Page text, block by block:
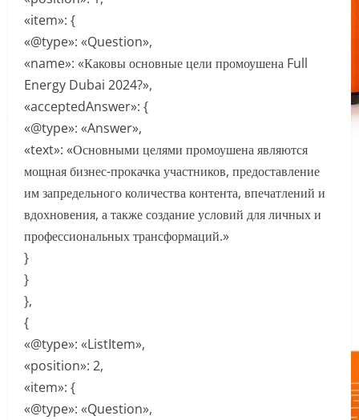
«item»: {
«@type»: «Question»,
«name»: «Каковы основные цели промоушена Full
Energy Dubai 2024?»,
«acceptedAnswer»: {
«@type»: «Answer»,
«text»: «Основными целями промоушена являются
мощная бизнес-прокачка участников, предоставление
им запредельного количества контента, впечатлений и
вдохновения, а также создание условий для личных и
профессиональных трансформаций.»
}
}
},
{
«@type»: «ListItem»,
«position»: 2,
«item»: {
«@type»: «Question»,